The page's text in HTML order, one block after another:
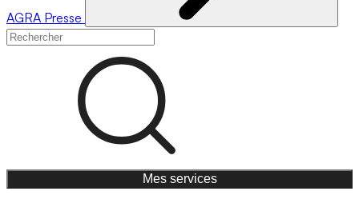
AGRA Presse
Mes services